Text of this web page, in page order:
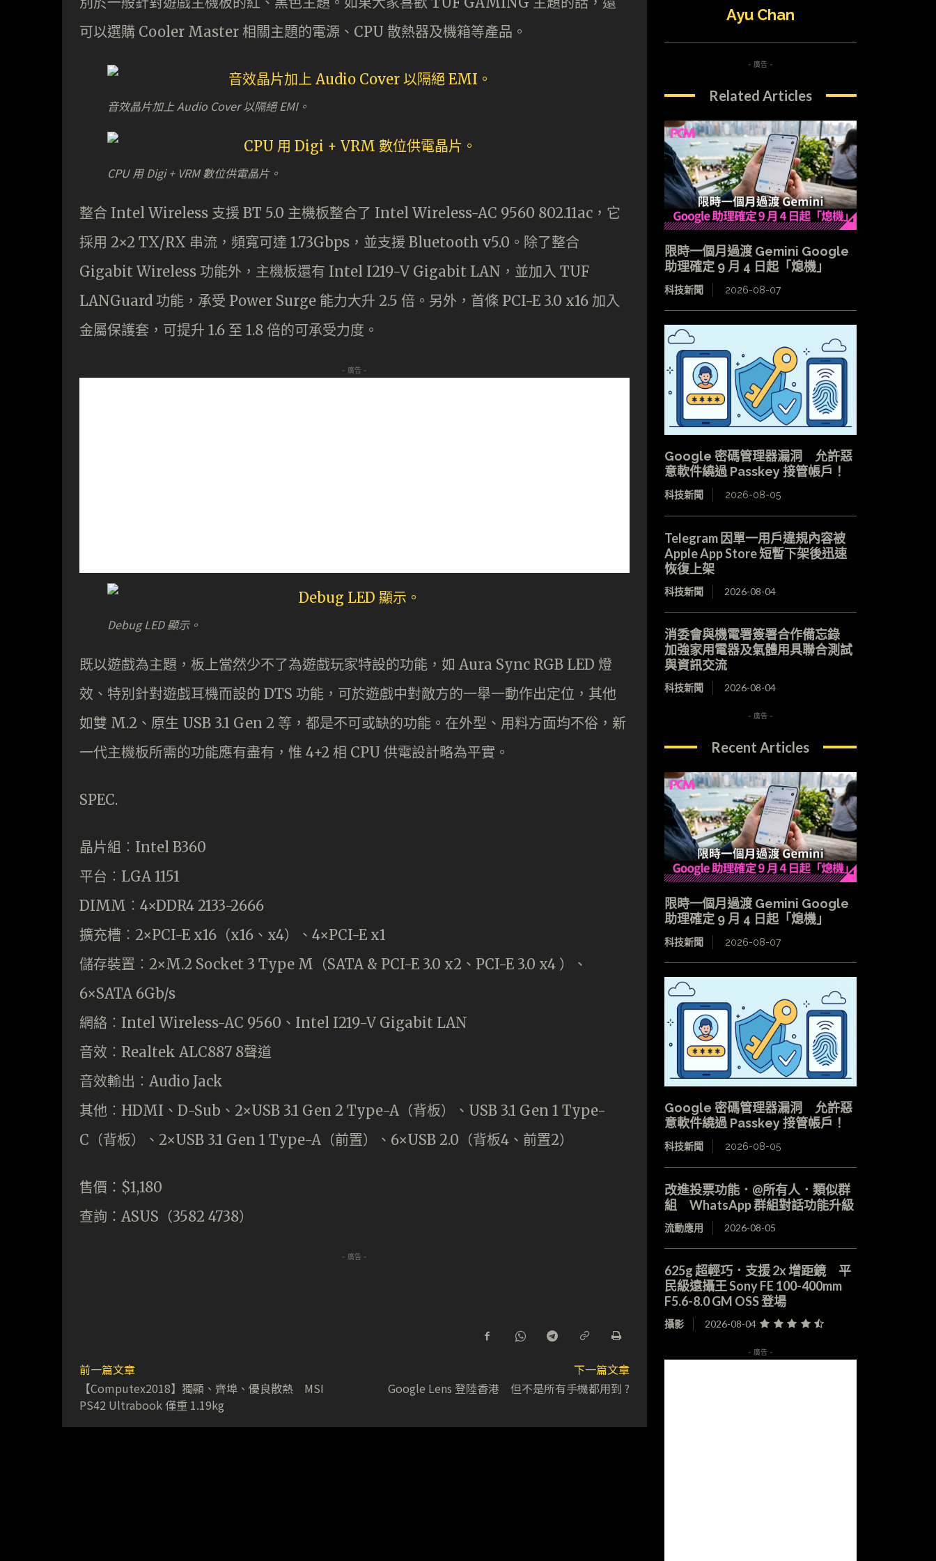
可以選購 Cooler Master 相關主題的電源、CPU 散熱器及機箱等產品。
音效晶片加上 Audio Cover 以隔絕 EMI。
CPU 用 Digi + VRM 數位供電晶片。
整合 Intel Wireless 支援 BT 5.0 主機板整合了 Intel Wireless-AC 9560 802.11ac，它
採用 2×2 TX/RX 串流，頻寬可達 1.73Gbps，並支援 Bluetooth v5.0。除了整合
Gigabit Wireless 功能外，主機板還有 Intel I219-V Gigabit LAN，並加入 TUF
LANGuard 功能，承受 Power Surge 能力大升 2.5 倍。另外，首條 PCI-E 3.0 x16 加入
金屬保護套，可提升 1.6 至 1.8 倍的可承受力度。
- 廣告 -
Debug LED 顯示。
既以遊戲為主題，板上當然少不了為遊戲玩家特設的功能，如 Aura Sync RGB LED 燈
效、特別針對遊戲耳機而設的 DTS 功能，可於遊戲中對敵方的一舉一動作出定位，其他
如雙 M.2、原生 USB 3.1 Gen 2 等，都是不可或缺的功能。在外型、用料方面均不俗，新
一代主機板所需的功能應有盡有，惟 4+2 相 CPU 供電設計略為平實。
SPEC.
晶片組︰Intel B360
平台︰LGA 1151
DIMM︰4×DDR4 2133-2666
擴充槽︰2×PCI-E x16（x16、x4）、4×PCI-E x1
儲存裝置︰2×M.2 Socket 3 Type M（SATA & PCI-E 3.0 x2、PCI-E 3.0 x4 ）、
6×SATA 6Gb/s
網絡︰Intel Wireless-AC 9560、Intel I219-V Gigabit LAN
音效︰Realtek ALC887 8聲道
音效輸出︰Audio Jack
其他︰HDMI、D-Sub、2×USB 3.1 Gen 2 Type-A（背板）、USB 3.1 Gen 1 Type-
C（背板）、2×USB 3.1 Gen 1 Type-A（前置）、6×USB 2.0（背板4、前置2）
售價：$1,180
查詢：ASUS（3582 4738）
- 廣告 -
前一篇文章
【Computex2018】獨顯、齊埠、優良散熱 MSI
PS42 Ultrabook 僅重 1.19kg
下一篇文章
Google Lens 登陸香港 但不是所有手機都用到 ?
Ayu Chan
- 廣告 -
Related Articles
限時一個月過渡 Gemini Google
助理確定 9 月 4 日起「熄機」
科技新聞 2026-08-07
Google 密碼管理器漏洞 允許惡
意軟件繞過 Passkey 接管帳戶！
科技新聞 2026-08-05
Telegram 因單一用戶違規內容被
Apple App Store 短暫下架後迅速
恢復上架
科技新聞 2026-08-04
消委會與機電署簽署合作備忘錄
加強家用電器及氣體用具聯合測試
與資訊交流
科技新聞 2026-08-04
- 廣告 -
Recent Articles
限時一個月過渡 Gemini Google
助理確定 9 月 4 日起「熄機」
科技新聞 2026-08-07
Google 密碼管理器漏洞 允許惡
意軟件繞過 Passkey 接管帳戶！
科技新聞 2026-08-05
改進投票功能．@所有人．類似群
組 WhatsApp 群組對話功能升級
流動應用 2026-08-05
625g 超輕巧．支援 2x 增距鏡 平
民級遠攝王 Sony FE 100-400mm
F5.6-8.0 GM OSS 登場
攝影 2026-08-04
- 廣告 -